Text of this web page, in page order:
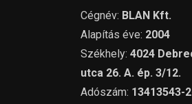
Cégnév: BLAN Kft.
Alapítás éve: 2004
Székhely: 4024
utca 26. A. ép. 3/12.
Adószám: 13413543-